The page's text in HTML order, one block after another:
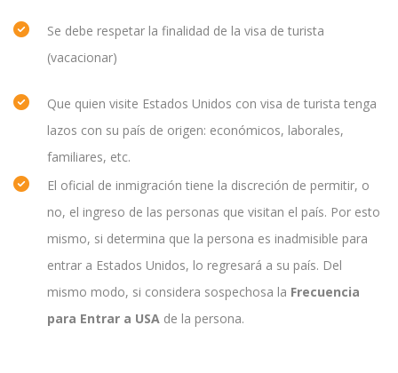
Se debe respetar la finalidad de la visa de turista
(vacacionar)
Que quien visite Estados Unidos con visa de turista tenga
lazos con su país de origen: económicos, laborales,
familiares, etc.
El oficial de inmigración tiene la discreción de permitir, o
no, el ingreso de las personas que visitan el país. Por esto
mismo, si determina que la persona es inadmisible para
entrar a Estados Unidos, lo regresará a su país. Del
mismo modo, si considera sospechosa la Frecuencia
para Entrar a USA de la persona.